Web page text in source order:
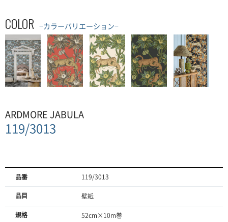
COLOR −カラーバリエーション−
ARDMORE JABULA
119/3013
品番 119/3013
品目 壁紙
規格 52cm×10m巻